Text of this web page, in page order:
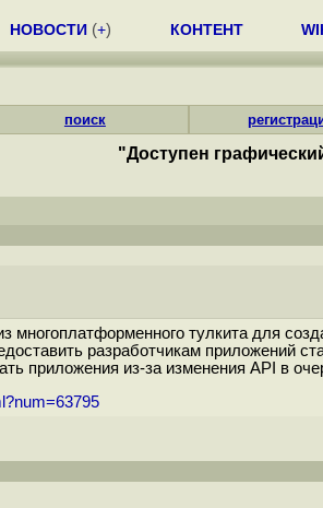
НОВОСТИ (+) КОНТЕНТ
поиск
"Доступен
многоплатформенного тулкита для
разработчикам приложений
приложения из-за изменения API в